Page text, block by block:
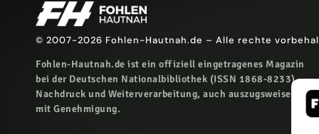
© 2007-2026 Fohlen-Hautnah.de – Alle rechte
Fohlen-Hautnah.de ist ein offiziell eingetragenes Magazin
bei der Deutschen Nationalbibliothek (ISSN 1868-8233).
Nachdruck und Weiterverarbeitung, auch auszugsweise, nur
mit Genehmigung.